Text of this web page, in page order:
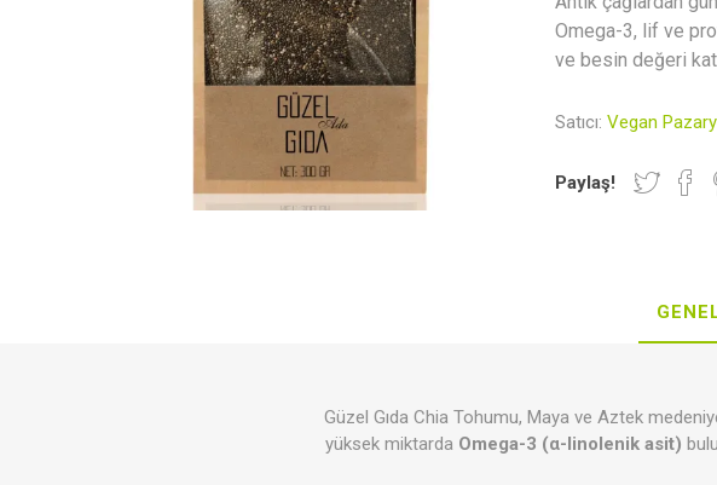
Tütsüler ve Mumlar
Sürdürülebilir Yaşam
Donuk Ürünler
Cipsler
Menstrual Kaplar
Vegan Kitaplık
Akşam Pazarı
Orfa The
Standard
YokEt Newer Foods
Omega-3, lif ve
ve besin değeri
Satıcı: Vegan
Paylaş!
Güzel Gıda Chia Tohumu, Maya ve Aztek
yüksek miktarda Omega-3 (α-linolenik asit)